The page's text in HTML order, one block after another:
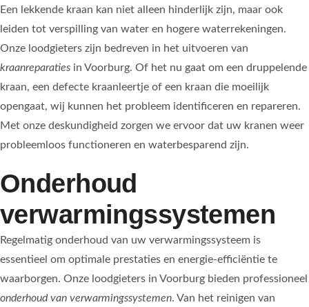
Een lekkende kraan kan niet alleen hinderlijk zijn, maar ook
leiden tot verspilling van water en hogere waterrekeningen.
Onze loodgieters zijn bedreven in het uitvoeren van
kraanreparatiesin Voorburg. Of het nu gaat om een druppelende
kraan, een defecte kraanleertje of een kraan die moeilijk
opengaat, wij kunnen het probleem identificeren en repareren.
Met onze deskundigheid zorgen we ervoor dat uw kranen weer
probleemloos functioneren en waterbesparend zijn.
Onderhoud
verwarmingssystemen
Regelmatig onderhoud van uw verwarmingssysteem is
essentieel om optimale prestaties en energie-efficiëntie te
waarborgen. Onze loodgieters in Voorburg bieden professioneel
onderhoud van verwarmingssystemen. Van het reinigen van